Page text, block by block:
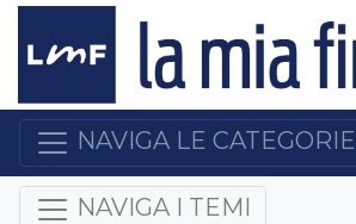
NAVIGA LE CATEGORIE
NAVIGA I TEMI